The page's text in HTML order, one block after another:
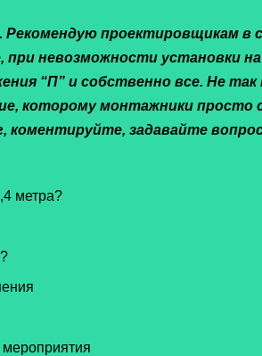
проектировщикам в
невозможности установки
“П” и собственно все. Не так
которому монтажники просто
задавайте
метра?